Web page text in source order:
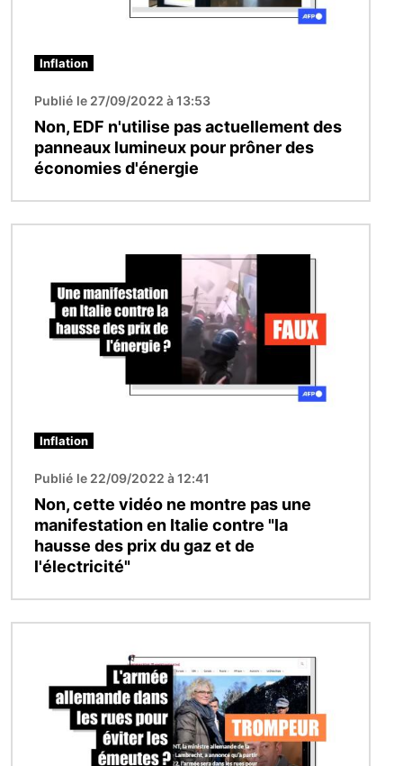
Inflation
Publié le 27/09/2022 à 13:53
Non, EDF n'utilise pas actuellement des
panneaux lumineux pour prôner des
économies d'énergie
Inflation
Publié le 22/09/2022 à 12:41
Non, cette vidéo ne montre pas une
manifestation en Italie contre "la
hausse des prix du gaz et de
l'électricité"